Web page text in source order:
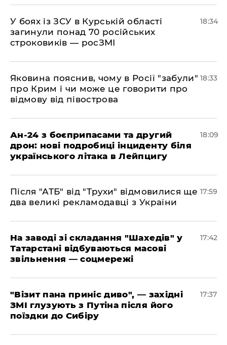
​У боях із ЗСУ в Курській області
загинули понад 70 російських
строковиків — росЗМІ
18:34
​Яковина пояснив, чому в Росії "забули"
про Крим і чи може це говорити про
відмову від півострова
18:33
​Ан-24 з боєприпасами та другий
дрон: нові подробиці інциденту біля
українського літака в Лейпцигу
18:09
​Після "АТБ" від "Трухи" відмовилися ще
два великі рекламодавці з України
17:59
​На заводі зі складання "Шахедів" у
Татарстані відбуваються масові
звільнення — соцмережі
17:42
"Візит пана приніс диво", — західні
ЗМІ глузують з Путіна після його
поїздки до Сибіру
17:37